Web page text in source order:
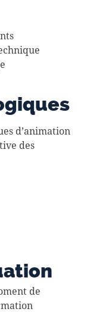
d’animation
des
de